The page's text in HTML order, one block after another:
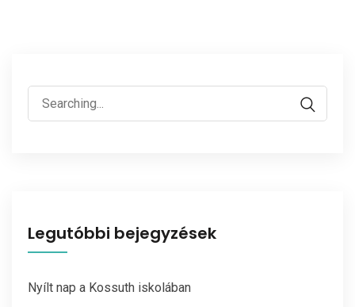
Search
for:
Legutóbbi bejegyzések
Nyílt nap a Kossuth iskolában